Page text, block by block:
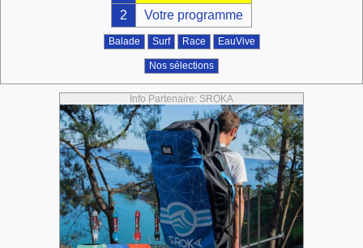
2
Votre programme
Balade Surf Race EauVive
Nos sélections
Info Partenaire: SROKA